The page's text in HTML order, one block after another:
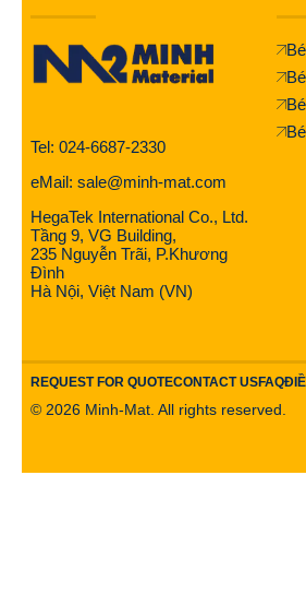
Tel: 024-6687-2330
eMail: sale@minh-mat.com
HegaTek International Co., Ltd.
Tầng 9, VG Building,
235 Nguyễn Trãi, P.Khương
Đình
Hà Nội, Việt Nam (VN)
REQUEST FOR QUOTECONTACT USFAQ
© 2026 Minh-Mat. All rights reserved.